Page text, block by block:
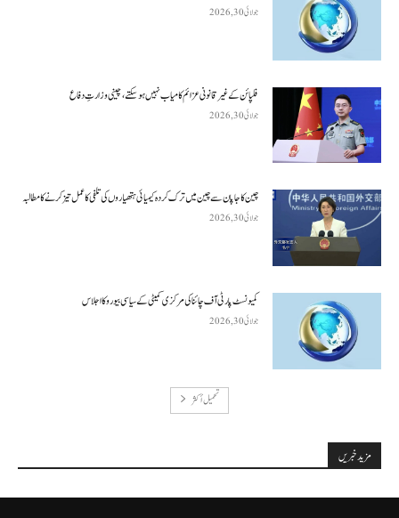
جولائی 30, 2026
فلپائن کے غیر قانونی عزائم کامیاب نہیں ہو سکتے ، چینی وزارتِ دفاع
جولائی 30, 2026
چین کا جاپان سے چین میں ترک کردہ کیمیائی ہتھیاروں کی تلفی کا عمل تیز کرنے کا مطالبہ
جولائی 30, 2026
کمیونسٹ پارٹی آف چائنا کی مرکزی کمیٹی کے سیاسی بیورو کا اجلاس
جولائی 30, 2026
تحميل أكثر
مزید خبریں